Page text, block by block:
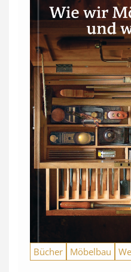
Bücher Möbelbau